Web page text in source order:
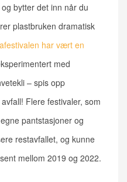
bytter det inn når du
plastbruken dramatisk
har vært en
med
– spis opp
Flere festivaler, som
pantstasjoner og
restavfallet, og kunne
mellom 2019 og 2022.